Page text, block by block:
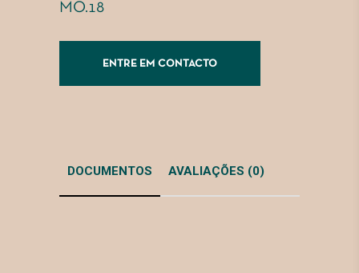
MO.18
ENTRE EM CONTACTO
DOCUMENTOS AVALIAÇÕES (0)